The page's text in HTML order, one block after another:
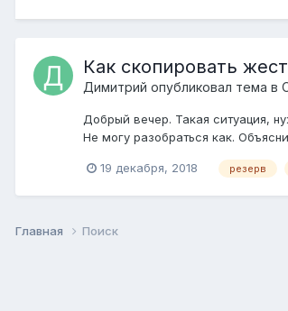
Как скопировать
Димитрий опубликовал тема в
Добрый вечер. Такая ситуация,
Не могу разобраться как.
19 декабря, 2018 резерв
Главная Поиск